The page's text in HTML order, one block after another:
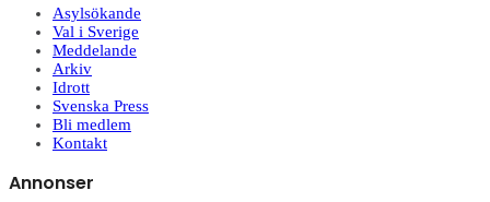
Asylsökande
Val i Sverige
Meddelande
Arkiv
Idrott
Svenska Press
Bli medlem
Kontakt
Annonser